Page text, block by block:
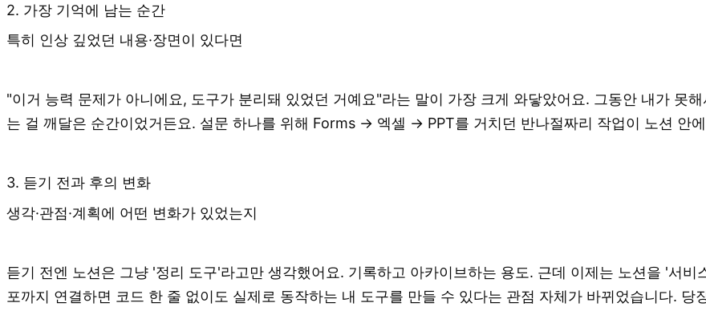
2. 가장 기억에 남는 순간
특히 인상 깊었던 내용·장면이 있다면
"이거 능력 문제가 아니에요, 도구가 분리돼 있었던 거예요"라는 말이 가장 크게 와닿았어요. 그동안 내가 못
는 걸 깨달은 순간이었거든요. 설문 하나를 위해 Forms → 엑셀 → PPT를 거치던 반나절짜리 작업이 노션 안
3. 듣기 전과 후의 변화
생각·관점·계획에 어떤 변화가 있었는지
듣기 전엔 노션은 그냥 '정리 도구'라고만 생각했어요. 기록하고 아카이브하는 용도. 근데 이제는 노션을 '서
포까지 연결하면 코드 한 줄 없이도 실제로 동작하는 내 도구를 만들 수 있다는 관점 자체가 바뀌었습니다. 당